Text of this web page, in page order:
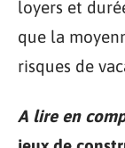
loyers et
que la
risques de
A lire en